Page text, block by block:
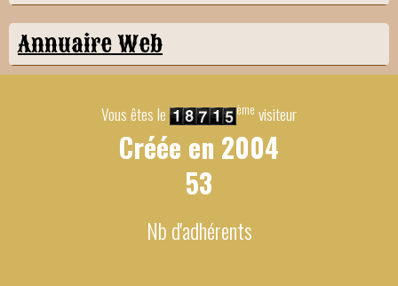
Annuaire Web
Vous êtes le ème visiteur
Créée en 2004
53
Nb d'adhérents